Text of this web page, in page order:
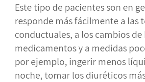
Este tipo de pacientes son en
responde más fácilmente a las
conductuales, a los cambios
medicamentos y a medidas
por ejemplo, ingerir menos
noche, tomar los diuréticos